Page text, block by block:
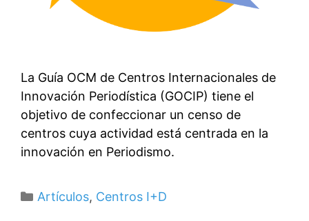
La Guía OCM de Centros Internacionales de
Innovación Periodística (GOCIP) tiene el
objetivo de confeccionar un censo de
centros cuya actividad está centrada en la
innovación en Periodismo.
Categorías
Artículos, Centros I+D